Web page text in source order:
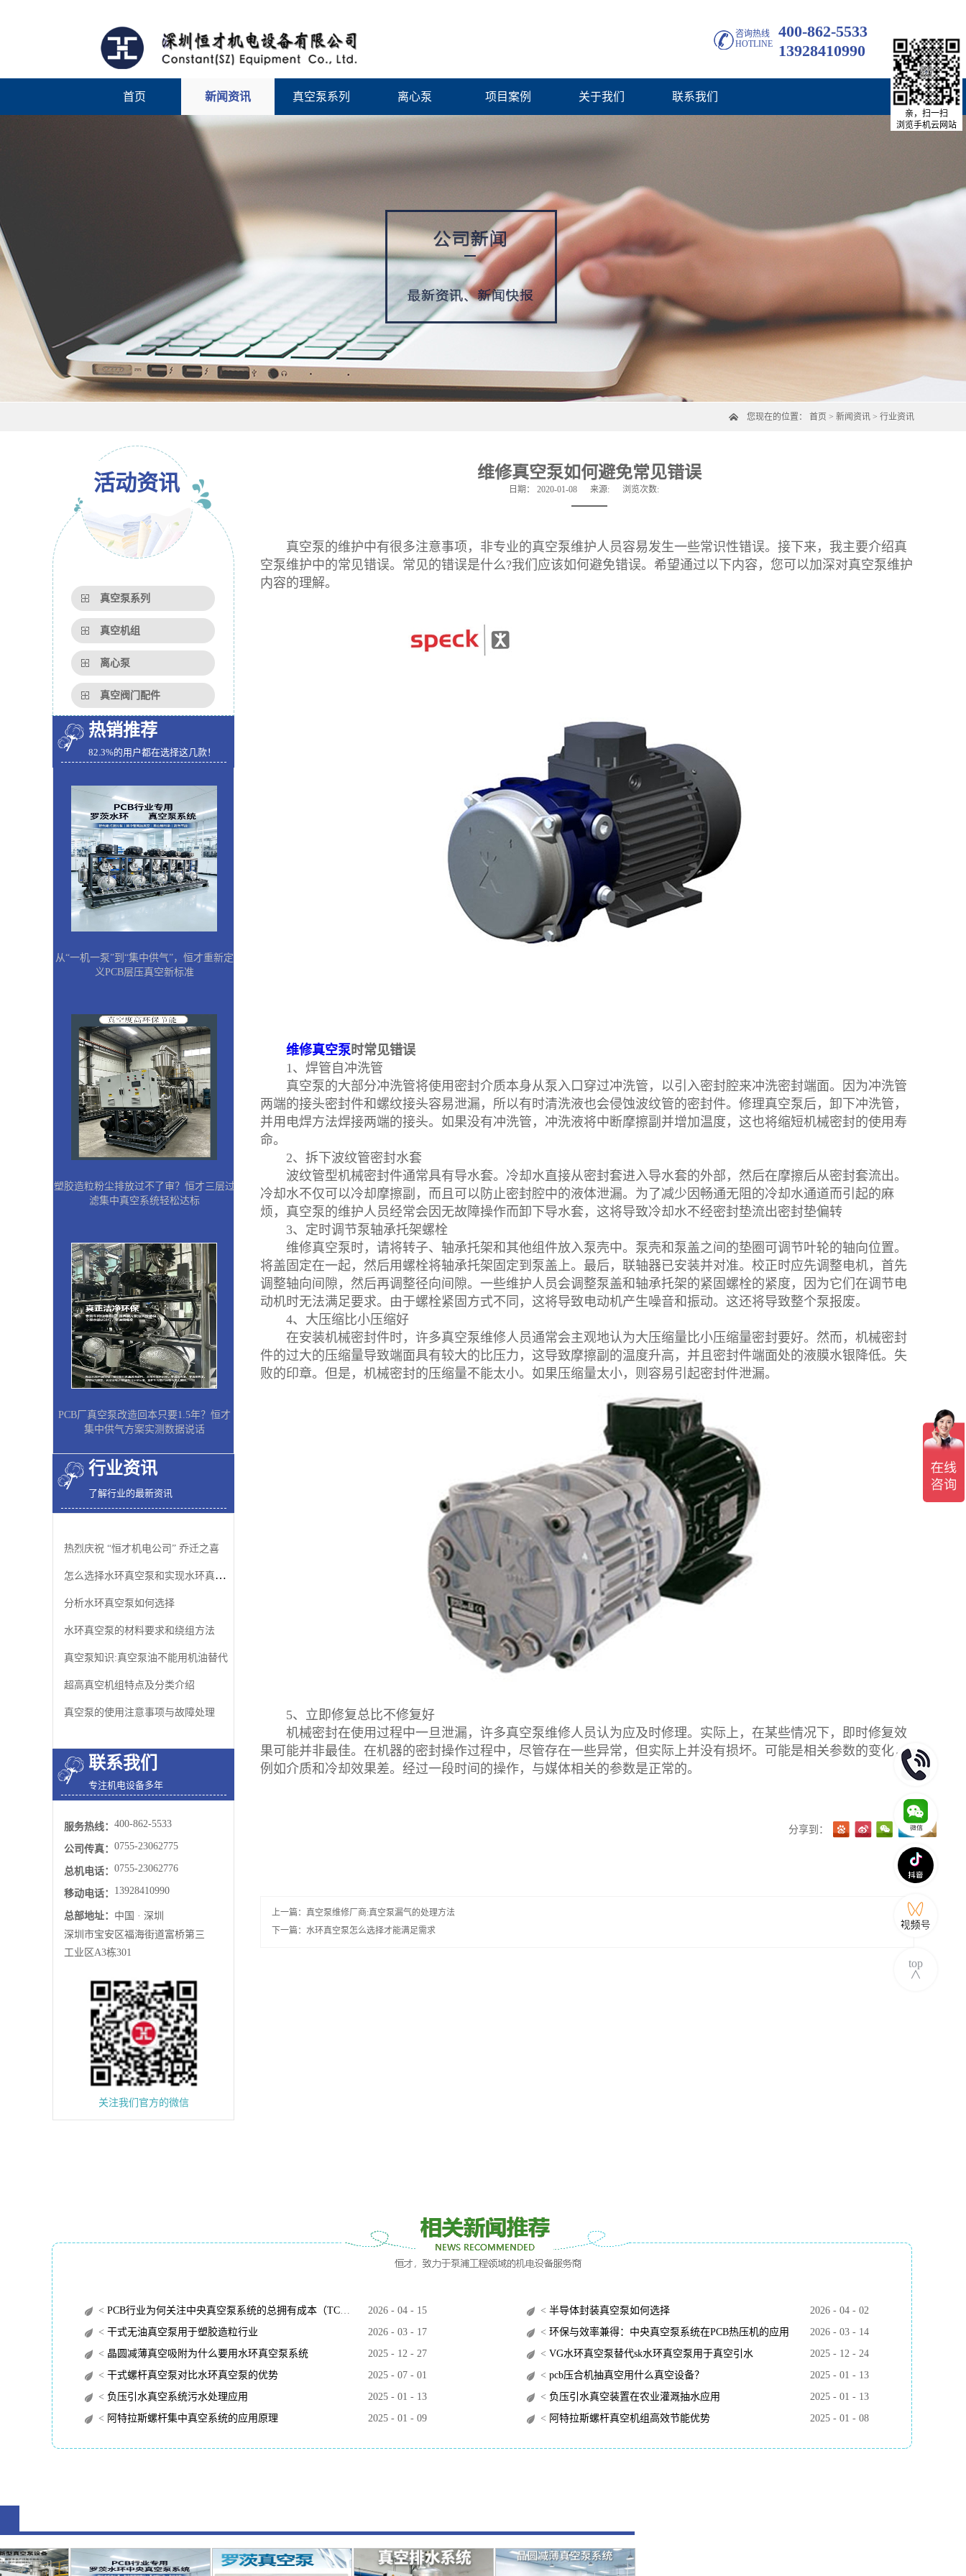
咨询热线
HOTLINE
400-862-5533
13928410990
首页 新闻资讯 真空泵系列 离心泵 项目案例 关于我们 联系我们
您现在的位置： 首页 > 新闻资讯 > 行业资讯
活动资讯
真空泵系列
真空机组
离心泵
真空阀门配件
热销推荐
82.3%的用户都在选择这几款！
从“一机一泵”到“集中供气”，恒才重新定
义PCB层压真空新标准
塑胶造粒粉尘排放过不了审？恒才三层过
滤集中真空系统轻松达标
PCB厂真空泵改造回本只要1.5年？恒才
集中供气方案实测数据说话
行业资讯
了解行业的最新资讯
热烈庆祝 “恒才机电公司” 乔迁之喜
怎么选择水环真空泵和实现水环真空泵的自动吸水
分析水环真空泵如何选择
水环真空泵的材料要求和绕组方法
真空泵知识:真空泵油不能用机油替代
超高真空机组特点及分类介绍
真空泵的使用注意事项与故障处理
联系我们
专注机电设备多年
服务热线： 400-862-5533
公司传真： 0755-23062775
总机电话： 0755-23062776
移动电话： 13928410990
总部地址： 中国 · 深圳
深圳市宝安区福海街道富桥第三
工业区A3栋301
关注我们官方的微信
维修真空泵如何避免常见错误
日期： 2020-01-08 来源: 浏览次数:
真空泵的维护中有很多注意事项，非专业的真空泵维护人员容易发生一些常识性错误。接下来，我主要介绍真
空泵维护中的常见错误。常见的错误是什么?我们应该如何避免错误。希望通过以下内容，您可以加深对真空泵维护
内容的理解。
维修真空泵时常见错误
1、焊管自冲洗管
真空泵的大部分冲洗管将使用密封介质本身从泵入口穿过冲洗管，以引入密封腔来冲洗密封端面。因为冲洗管
两端的接头密封件和螺纹接头容易泄漏，所以有时清洗液也会侵蚀波纹管的密封件。修理真空泵后，卸下冲洗管，
并用电焊方法焊接两端的接头。如果没有冲洗管，冲洗液将中断摩擦副并增加温度，这也将缩短机械密封的使用寿
命。
2、拆下波纹管密封水套
波纹管型机械密封件通常具有导水套。冷却水直接从密封套进入导水套的外部，然后在摩擦后从密封套流出。
冷却水不仅可以冷却摩擦副，而且可以防止密封腔中的液体泄漏。为了减少因畅通无阻的冷却水通道而引起的麻
烦，真空泵的维护人员经常会因无故障操作而卸下导水套，这将导致冷却水不经密封垫流出密封垫偏转
3、定时调节泵轴承托架螺栓
维修真空泵时，请将转子、轴承托架和其他组件放入泵壳中。泵壳和泵盖之间的垫圈可调节叶轮的轴向位置。
将盖固定在一起，然后用螺栓将轴承托架固定到泵盖上。最后，联轴器已安装并对准。校正时应先调整电机，首先
调整轴向间隙，然后再调整径向间隙。一些维护人员会调整泵盖和轴承托架的紧固螺栓的紧度，因为它们在调节电
动机时无法满足要求。由于螺栓紧固方式不同，这将导致电动机产生噪音和振动。这还将导致整个泵报废。
4、大压缩比小压缩好
在安装机械密封件时，许多真空泵维修人员通常会主观地认为大压缩量比小压缩量密封要好。然而，机械密封
件的过大的压缩量导致端面具有较大的比压力，这导致摩擦副的温度升高，并且密封件端面处的液膜水银降低。失
败的印章。但是，机械密封的压缩量不能太小。如果压缩量太小，则容易引起密封件泄漏。
5、立即修复总比不修复好
机械密封在使用过程中一旦泄漏，许多真空泵维修人员认为应及时修理。实际上，在某些情况下，即时修复效
果可能并非最佳。在机器的密封操作过程中，尽管存在一些异常，但实际上并没有损坏。可能是相关参数的变化，
例如介质和冷却效果差。经过一段时间的操作，与媒体相关的参数是正常的。
上一篇： 真空泵维修厂商:真空泵漏气的处理方法
下一篇： 水环真空泵怎么选择才能满足需求
< PCB行业为何关注中央真空泵系统的总拥有成本（TCO）？ 2026 - 04 - 15 < 半导体封装真空泵如何选择 2026 - 04 - 02
< 干式无油真空泵用于塑胶造粒行业 2026 - 03 - 17 < 环保与效率兼得：中央真空泵系统在PCB热压机的应用 2026 - 03 - 14
< 晶圆减薄真空吸附为什么要用水环真空泵系统 2025 - 12 - 27 < VG水环真空泵替代sk水环真空泵用于真空引水 2025 - 12 - 24
< 干式螺杆真空泵对比水环真空泵的优势 2025 - 07 - 01 < pcb压合机抽真空用什么真空设备？ 2025 - 01 - 13
< 负压引水真空系统污水处理应用 2025 - 01 - 13 < 负压引水真空装置在农业灌溉抽水应用 2025 - 01 - 13
< 阿特拉斯螺杆集中真空系统的应用原理 2025 - 01 - 09 < 阿特拉斯螺杆真空机组高效节能优势 2025 - 01 - 08
top
∧
亲，扫一扫
浏览手机云网站